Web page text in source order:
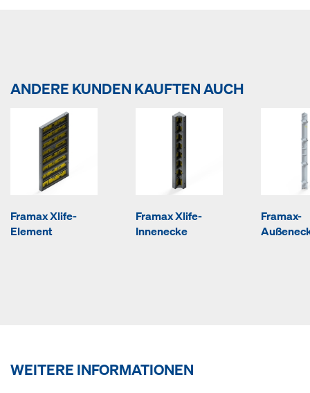
ANDERE KUNDEN KAUFTEN AUCH
Framax Xlife-
Element
Framax Xlife-
Innenecke
Framax-
WEITERE INFORMATIONEN